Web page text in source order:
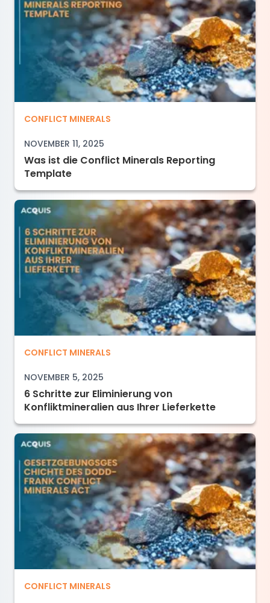
Was ist die Conflict Minerals Reporting
CONFLICT MINERALS
NOVEMBER 11, 2025
Was ist die Conflict Minerals Reporting
Template
6 Schritte zur Eliminierung von
CONFLICT MINERALS
NOVEMBER 5, 2025
6 Schritte zur Eliminierung von
Konfliktmineralien aus Ihrer Lieferkette
Gesetzgebungsgeschichte des Dodd-Frank
CONFLICT MINERALS